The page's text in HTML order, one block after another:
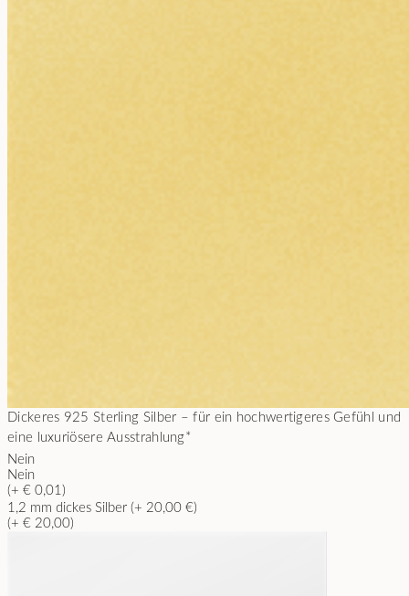
Dickeres 925 Sterling Silber – für ein hochwertigeres Gefühl und
eine luxuriösere Ausstrahlung*
Nein
Nein
(+ € 0,01)
1,2 mm dickes Silber (+ 20,00 €)
(+ € 20,00)